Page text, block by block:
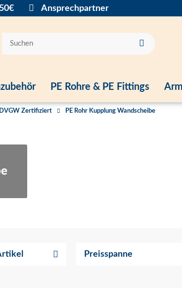
Ansprechpartner
PE Rohre & PE Fittings
DVGW Zertifiziert PE Rohr Kupplung Wandscheibe
Preisspanne